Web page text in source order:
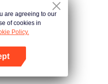
S6
are agreeing to our
of cookies in
Policy.